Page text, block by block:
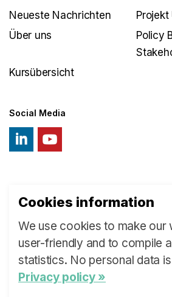
Neueste Nachrichten
Über uns
Policy
Kursübersicht
Social Media
Cookies information
We use cookies to make our
user-friendly and to compile
statistics. No personal data
Privacy policy »